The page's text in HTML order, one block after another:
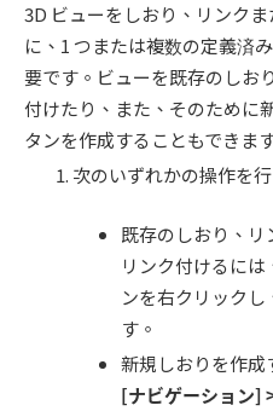
3D ビューをしおり、リンク
に、1 つまたは複数の定義済
要です。ビューを既存のしお
付けたり、また、そのために
タンを作成することもできま
次のいずれかの操作を
既存のしおり、
リンク付けるに
ンを右クリックし
す。
新規しおりを作成
[ナビゲーション]